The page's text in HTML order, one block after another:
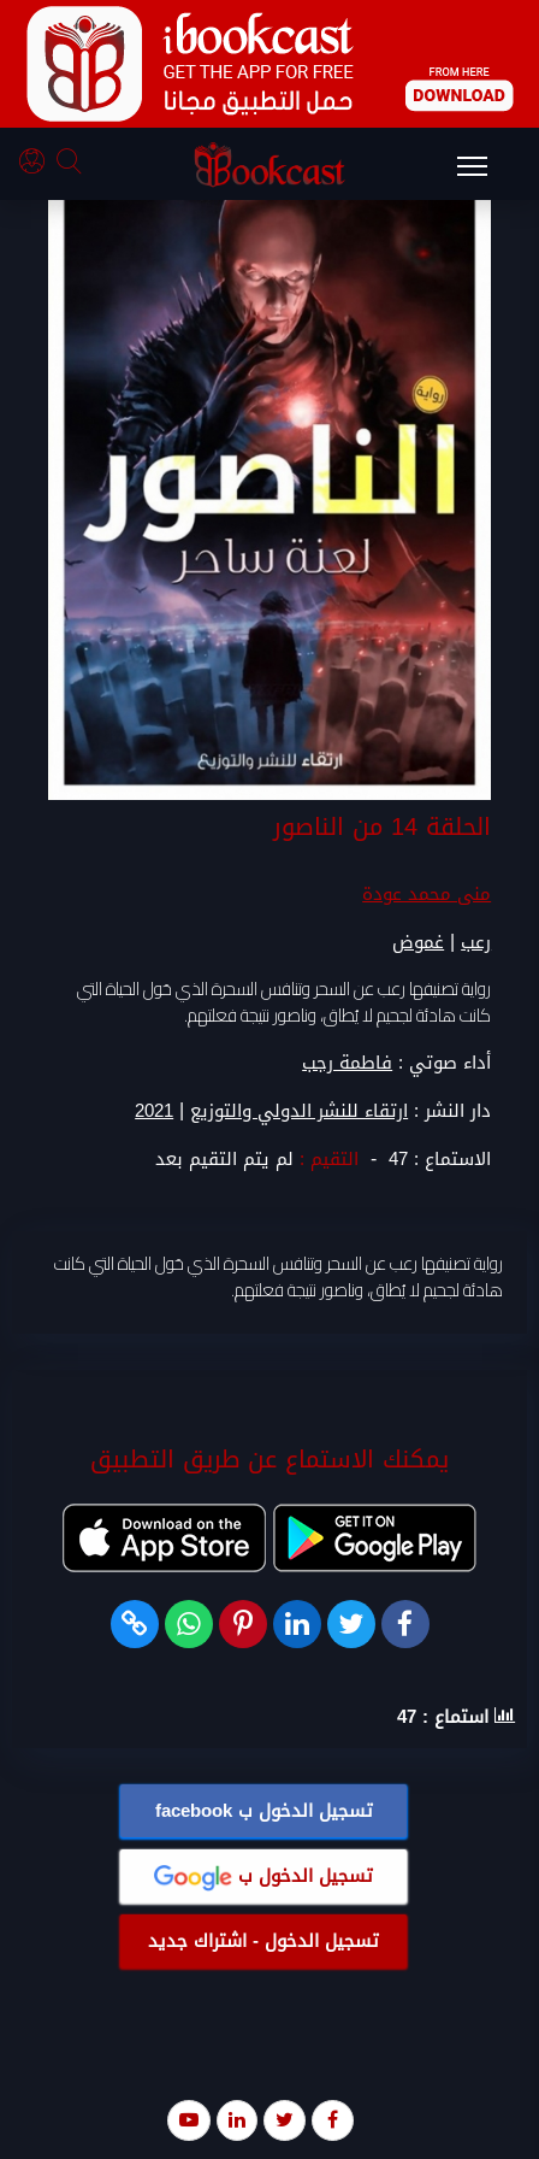
الحلقة 14 من الناصور
منى محمد عودة
رعب|غموض
رواية تصنيفها رعب عن السحر وتنافس السحرة الذي حَول الحياة التي
كانت هادئة لجحيم لا يُطاق، وناصور نتيجة فعلتهم.
أداء صوتي :فاطمة رجب
دار النشر :ارتقاء للنشر الدولي والتوزيع |
2021
الاستماع : 47
- التقيم : لم يتم التقيم بعد
رواية تصنيفها رعب عن السحر وتنافس السحرة الذي حَول الحياة التي كانت
هادئة لجحيم لا يُطاق، وناصور نتيجة فعلتهم.
يمكنك الاستماع عن طريق التطبيق
استماع : 47
تسجيل الدخول بfacebook
تسجيل الدخول ب
تسجيل الدخول - اشتراك جديد